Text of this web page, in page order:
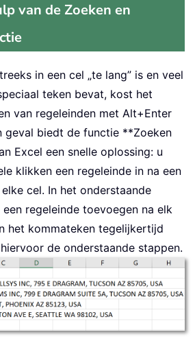
van de Zoeken en
in een cel „te lang” is en veel
teken bevat, kost het
van regeleinden met Alt+Enter
geval biedt de functie **Zoeken
Excel een snelle oplossing: u
klikken een regeleinde in na een
cel. In het onderstaande
regeleinde toevoegen na elk
het kommateken tegelijkertijd
de onderstaande stappen.